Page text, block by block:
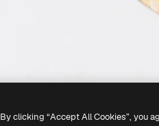
By clicking “Accept All Cookies”, you